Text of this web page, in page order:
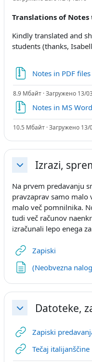
Translations of Notes
Kindly translated and
students (thanks,
Notes in PDF files
8.9 Мбайт · Загружено 13/
Notes in MS Word
10.5 Мбайт · Загружено 13/
СвернутьIzrazi,
Na prvem predavanju
pravzaprav samo malo
malo več pomnilnika.
tudi več računov
izračunali lepo enega
Zapiski
(Neobvezna
СвернутьDatoteke,
Zapiski
Tečaj italijanščine